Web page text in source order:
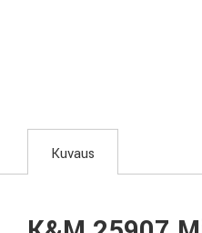
Kuvaus